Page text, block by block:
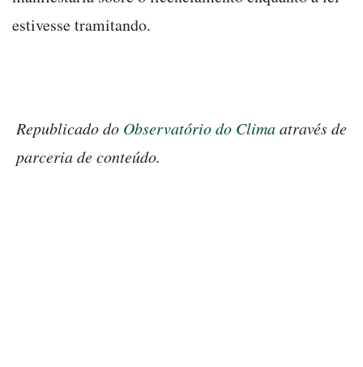
estivesse tramitando.
Republicado do Observatório do Climaatravés de
parceria de conteúdo.